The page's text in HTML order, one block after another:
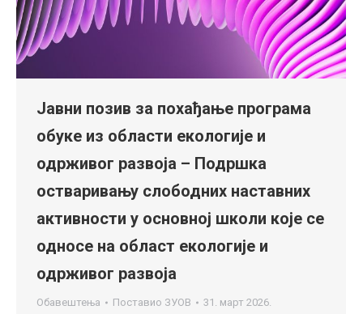
Јавни позив за похађање програма
обуке из области екологије и
одрживог развоја – Подршка
остваривању слободних наставних
активности у основној школи које се
односе на област екологије и
одрживог развоја
Обавештења Поставио ЗУОВ 31. март 2026.